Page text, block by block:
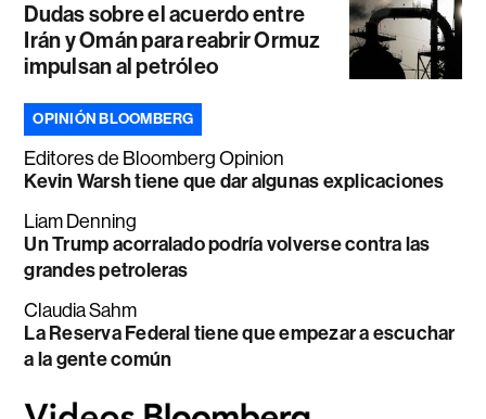
Dudas sobre el acuerdo entre
Irán y Omán para reabrir Ormuz
impulsan al petróleo
OPINIÓN BLOOMBERG
Editores de Bloomberg Opinion
Kevin Warsh tiene que dar algunas explicaciones
Liam Denning
Un Trump acorralado podría volverse contra las
grandes petroleras
Claudia Sahm
La Reserva Federal tiene que empezar a escuchar
a la gente común